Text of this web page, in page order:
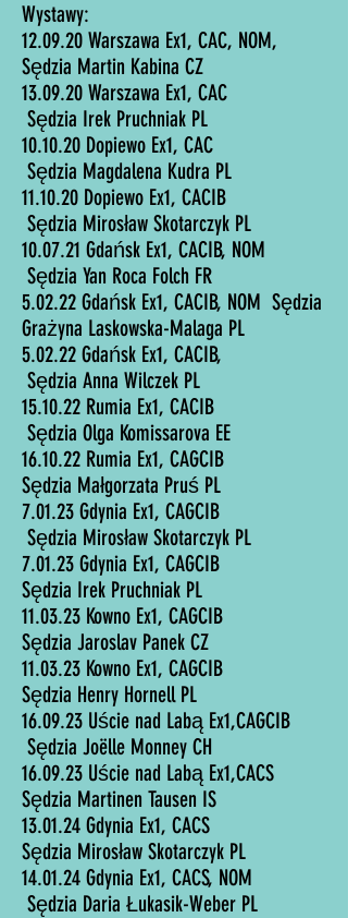
Wystawy:
12.09.20 Warszawa Ex1, CAC, NOM,
Sędzia Martin Kabina CZ
13.09.20 Warszawa Ex1, CAC
Sędzia Irek Pruchniak PL
10.10.20 Dopiewo Ex1, CAC
Sędzia Magdalena Kudra PL
11.10.20 Dopiewo Ex1, CACIB
Sędzia Mirosław Skotarczyk PL
10.07.21 Gdańsk Ex1, CACIB, NOM
Sędzia Yan Roca Folch FR
5.02.22 Gdańsk Ex1, CACIB, NOM Sędzia
Grażyna Laskowska-Malaga PL
5.02.22 Gdańsk Ex1, CACIB,
Sędzia Anna Wilczek PL
15.10.22 Rumia Ex1, CACIB
Sędzia Olga Komissarova EE
16.10.22 Rumia Ex1, CAGCIB
Sędzia Małgorzata Pruś PL
7.01.23 Gdynia Ex1, CAGCIB
Sędzia Mirosław Skotarczyk PL
7.01.23 Gdynia Ex1, CAGCIB
Sędzia Irek Pruchniak PL
11.03.23 Kowno Ex1, CAGCIB
Sędzia Jaroslav Panek CZ
11.03.23 Kowno Ex1, CAGCIB
Sędzia Henry Hornell PL
16.09.23 Uście nad Labą Ex1,CAGCIB
Sędzia Joëlle Monney CH
16.09.23 Uście nad Labą Ex1,CACS
Sędzia Martinen Tausen IS
13.01.24 Gdynia Ex1, CACS
Sędzia Mirosław Skotarczyk PL
14.01.24 Gdynia Ex1, CACS, NOM
Sędzia Daria Łukasik-Weber PL